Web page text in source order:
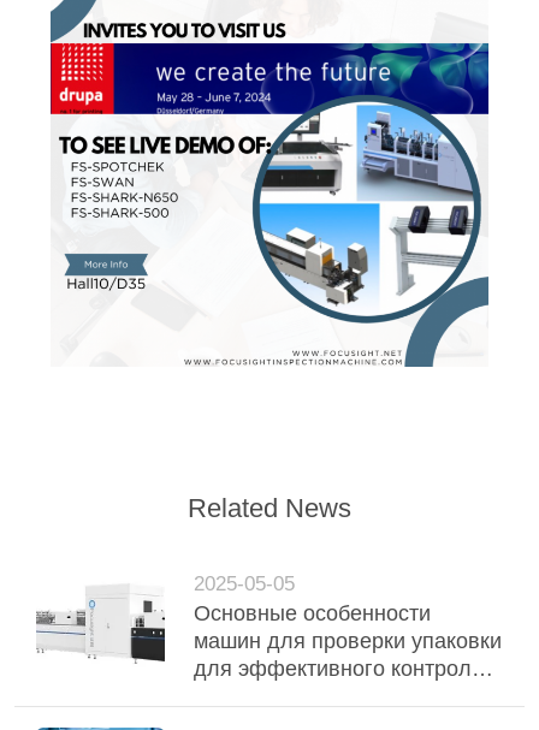
Related News
2025-05-05
Основные особенности
машин для проверки упаковки
для эффективного контроля